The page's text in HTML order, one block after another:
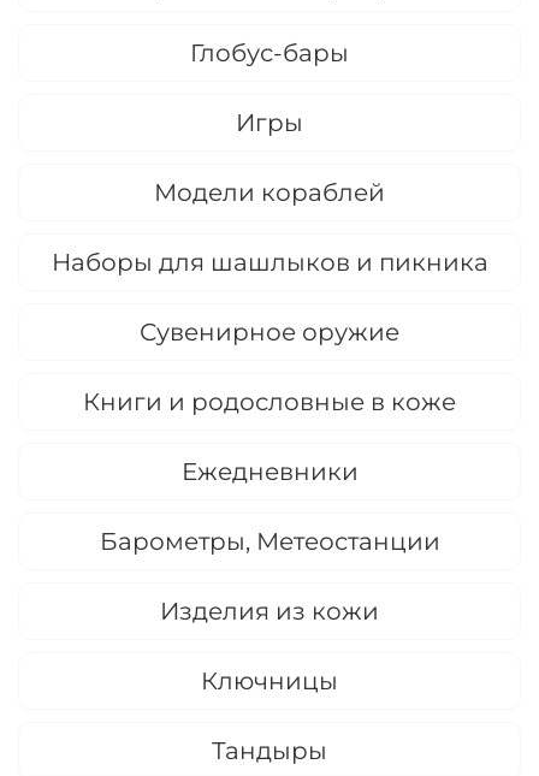
Глобус-бары
Игры
Модели кораблей
Наборы для шашлыков и пикника
Сувенирное оружие
Книги и родословные в коже
Ежедневники
Барометры, Метеостанции
Изделия из кожи
Ключницы
Тандыры